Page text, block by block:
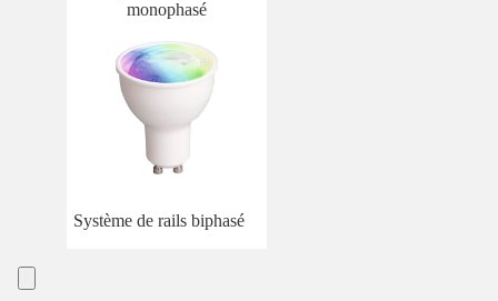
monophasé
Système de rails biphasé